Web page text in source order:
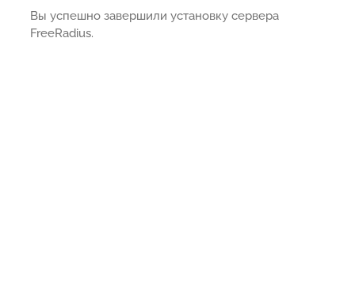
Вы успешно завершили установку сервера
FreeRadius.